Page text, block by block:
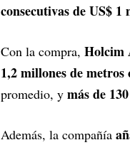
consecutivas de US$ 1
Con la compra, Holcim
1,2 millones de
promedio, y más de
Además, la compañía